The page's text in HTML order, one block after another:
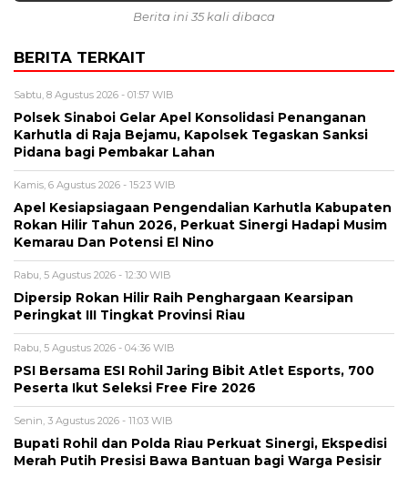
Berita ini 35 kali dibaca
BERITA TERKAIT
Sabtu, 8 Agustus 2026 - 01:57 WIB
Polsek Sinaboi Gelar Apel Konsolidasi Penanganan
Karhutla di Raja Bejamu, Kapolsek Tegaskan Sanksi
Pidana bagi Pembakar Lahan
Kamis, 6 Agustus 2026 - 15:23 WIB
Apel Kesiapsiagaan Pengendalian Karhutla Kabupaten
Rokan Hilir Tahun 2026, Perkuat Sinergi Hadapi Musim
Kemarau Dan Potensi El Nino
Rabu, 5 Agustus 2026 - 12:30 WIB
Dipersip Rokan Hilir Raih Penghargaan Kearsipan
Peringkat III Tingkat Provinsi Riau
Rabu, 5 Agustus 2026 - 04:36 WIB
PSI Bersama ESI Rohil Jaring Bibit Atlet Esports, 700
Peserta Ikut Seleksi Free Fire 2026
Senin, 3 Agustus 2026 - 11:03 WIB
Bupati Rohil dan Polda Riau Perkuat Sinergi, Ekspedisi
Merah Putih Presisi Bawa Bantuan bagi Warga Pesisir